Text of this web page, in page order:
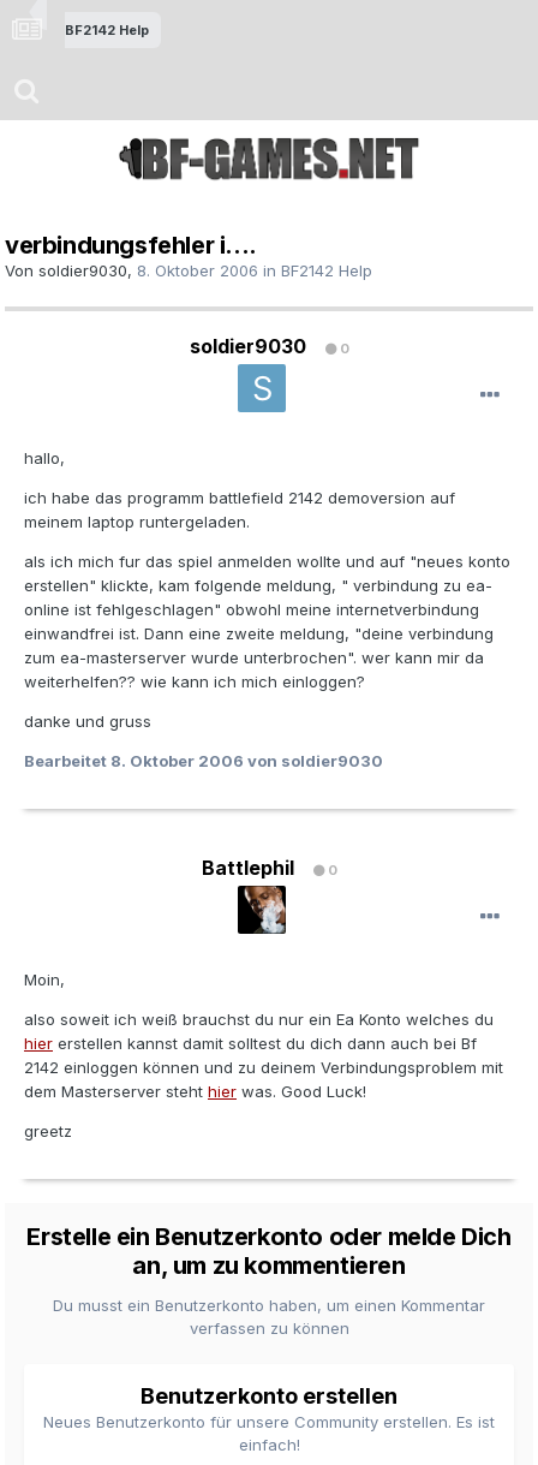
BF2142 Help
verbindungsfehler i....
Von soldier9030, 8. Oktober 2006 in BF2142 Help
soldier9030 0
hallo,
ich habe das programm battlefield 2142 demoversion auf
meinem laptop runtergeladen.
als ich mich fur das spiel anmelden wollte und auf "neues konto
erstellen" klickte, kam folgende meldung, " verbindung zu ea-
online ist fehlgeschlagen" obwohl meine internetverbindung
einwandfrei ist. Dann eine zweite meldung, "deine verbindung
zum ea-masterserver wurde unterbrochen". wer kann mir da
weiterhelfen?? wie kann ich mich einloggen?
danke und gruss
Bearbeitet 8. Oktober 2006 von soldier9030
Battlephil 0
Moin,
also soweit ich weiß brauchst du nur ein Ea Konto welches du
hier erstellen kannst damit solltest du dich dann auch bei Bf
2142 einloggen können und zu deinem Verbindungsproblem mit
dem Masterserver steht hier was. Good Luck!
greetz
Erstelle ein Benutzerkonto oder melde Dich
an, um zu kommentieren
Du musst ein Benutzerkonto haben, um einen Kommentar
verfassen zu können
Benutzerkonto erstellen
Neues Benutzerkonto für unsere Community erstellen. Es ist
einfach!